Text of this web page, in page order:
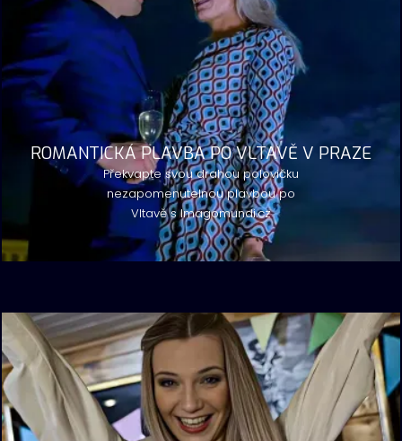
ROMANTICKÁ PLAVBA PO VLTAVĚ V PRAZE
Překvapte svou drahou polovičku
nezapomenutelnou plavbou po
Vltavě s Imagomundi.cz